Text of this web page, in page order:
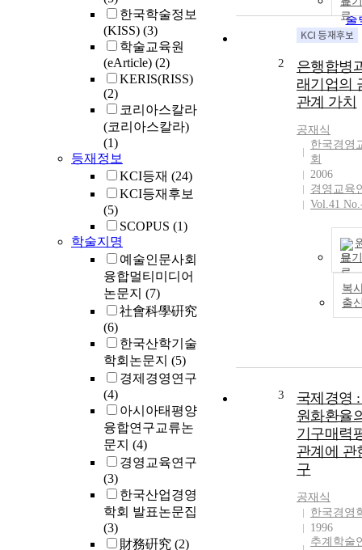
한국학술정보
(KISS) (3)
학술교육원
(eArticle) (2)
KERIS(RISS)
(2)
코리아스칼라
(코리아스칼라)
(1)
등재정보
KCI등재 (24)
KCI등재후보
(5)
SCOPUS (1)
학술지명
예술인문사회
융합멀티미디어
논문지 (7)
社會科學硏究
(6)
한국산학기술
학회논문지 (5)
경제경영연구
(4)
아시아태평양
융합연구교류논
문지 (4)
경영교육연구
(3)
한국산업경영
학회 발표논문집
(3)
財務硏究 (2)
출
2
은행합병
래기업의
관계 가치
공재식
한국경영
회
2006
경영교육
Vol.41
보기
복
출
3
국제경영
원화환율
기구매력
관계에 관
구
공재식
한국경영
1996
추계학술